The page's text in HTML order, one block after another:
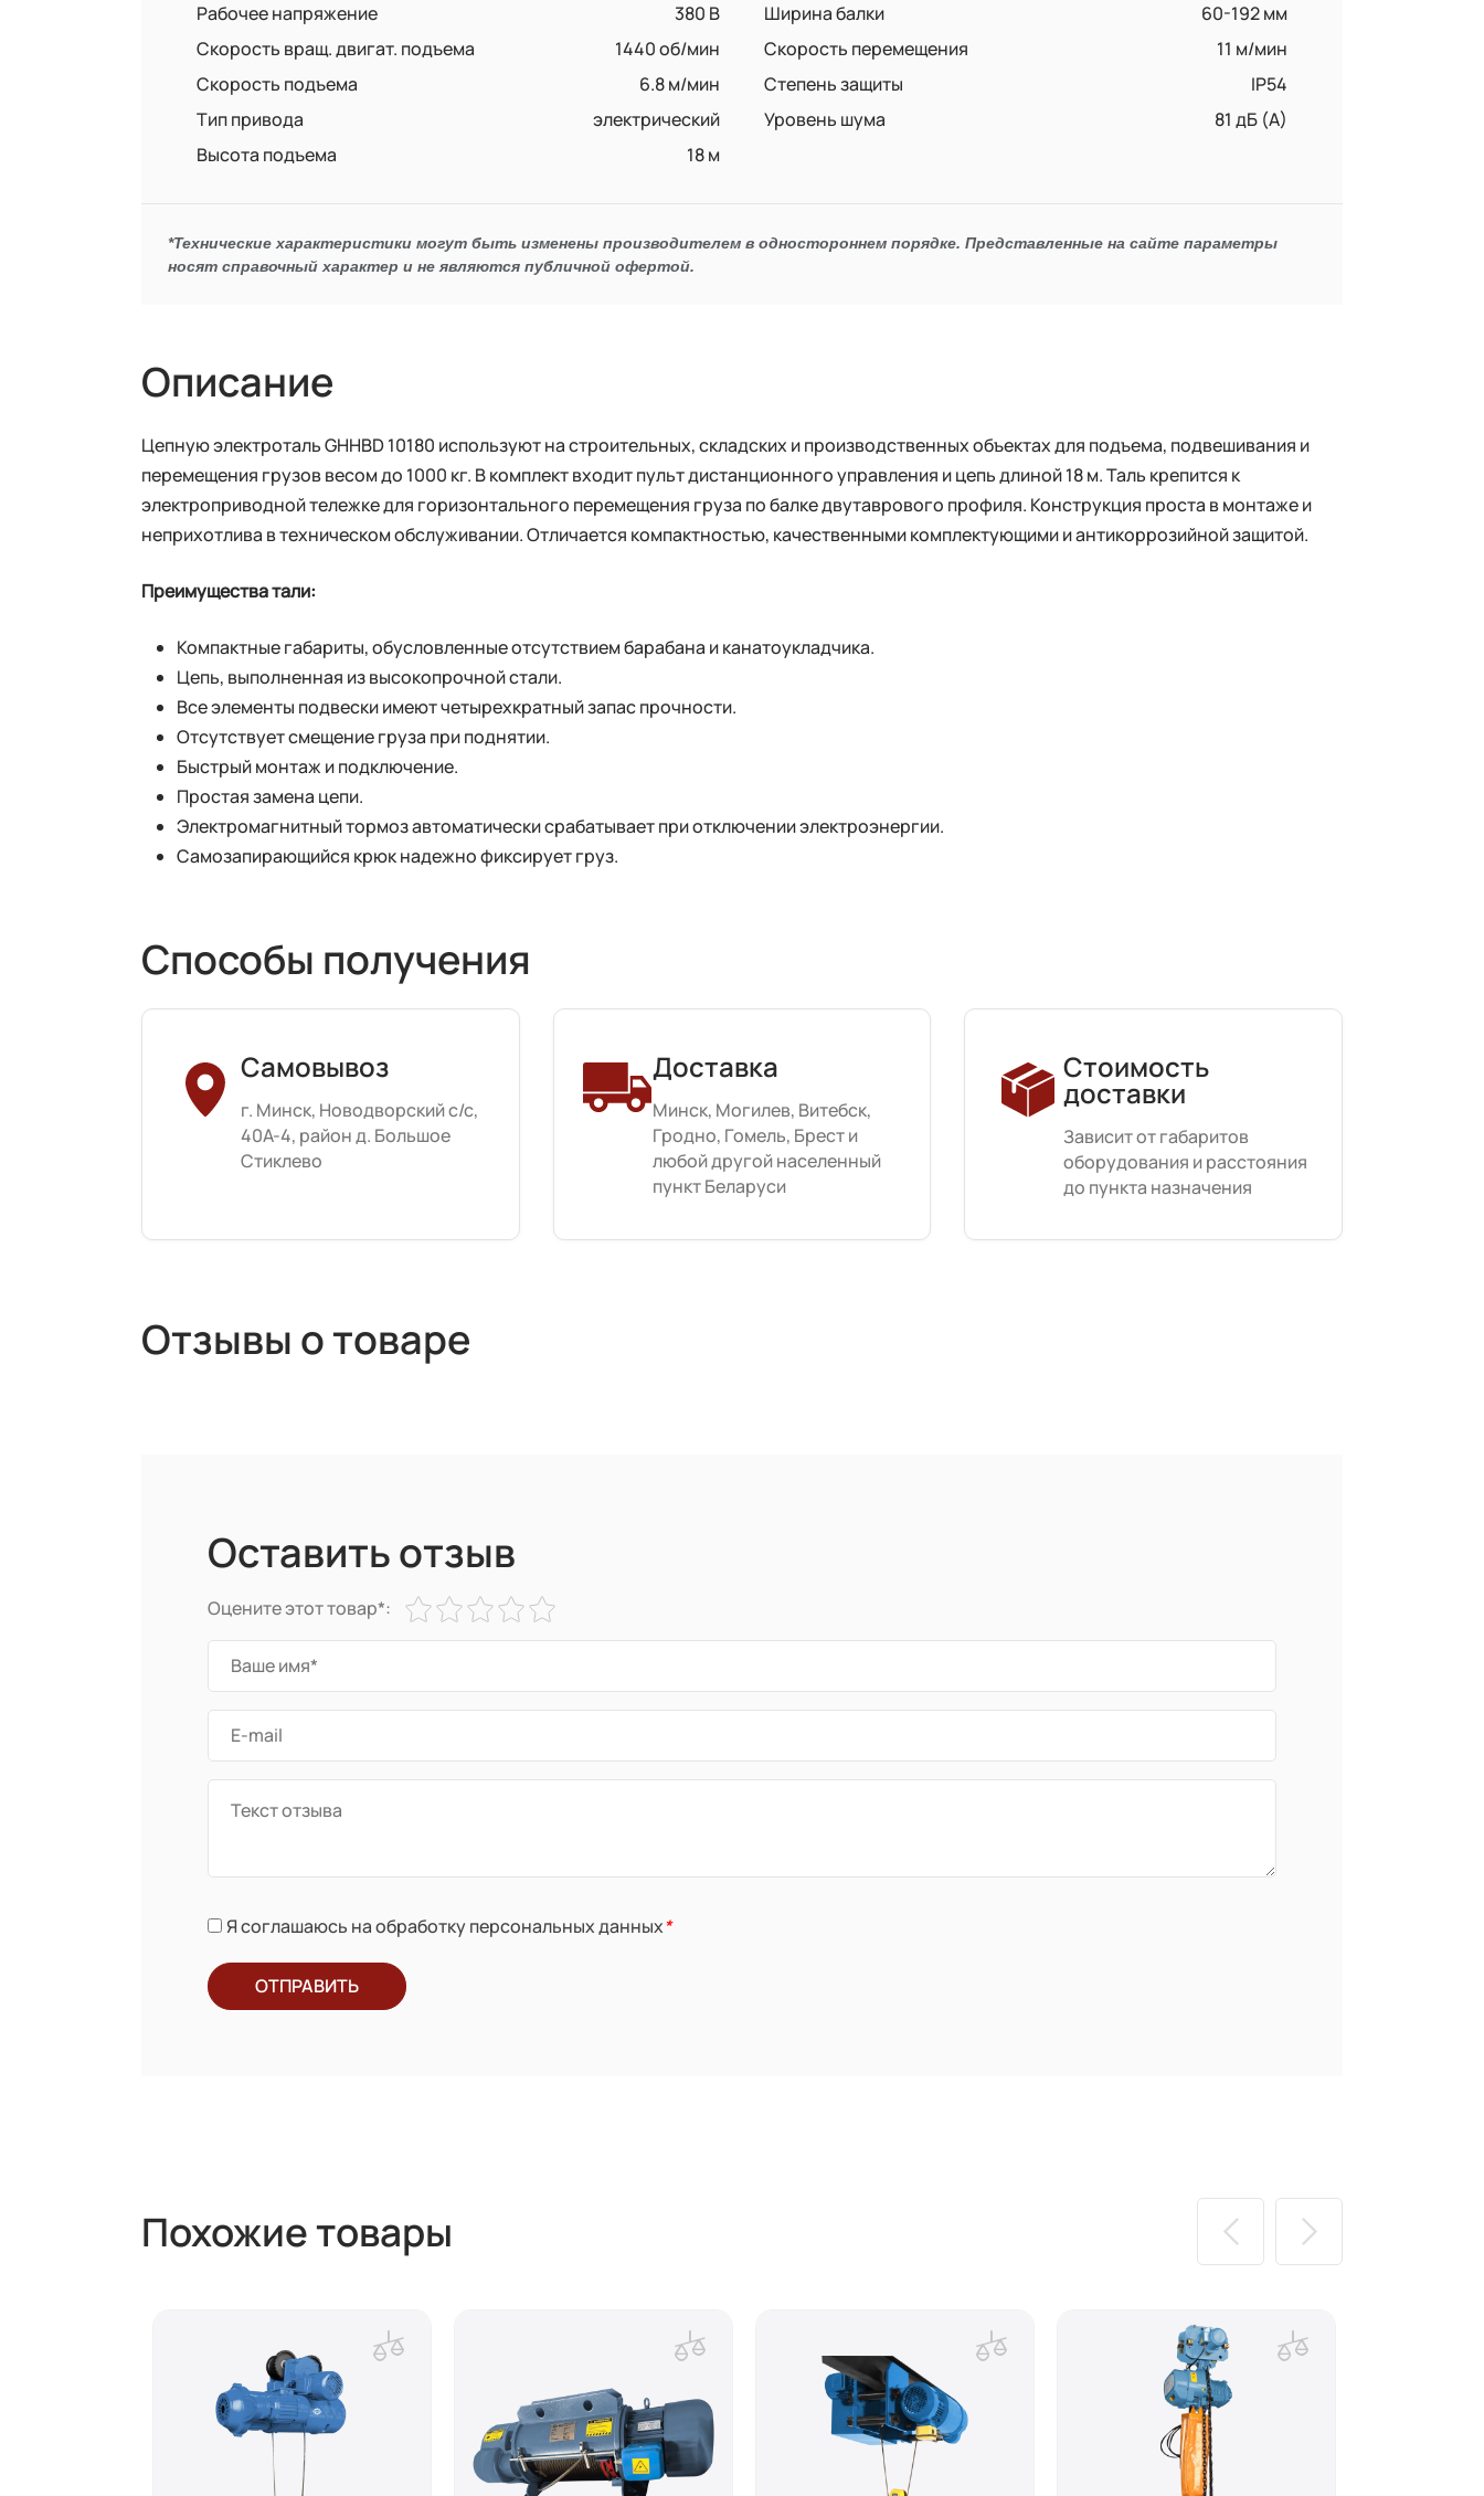
Рабочее напряжение
380 В Ширина балки
60-192 мм
Скорость вращ. двигат. подъема
1440 об/мин Скорость перемещения
11 м/мин
Скорость подъема
6.8 м/мин Степень защиты
IP54
Тип привода
электрический Уровень шума
81 дБ (А)
Высота подъема
18 м
*Технические характеристики могут быть изменены производителем в одностороннем порядке. Представленные на сайте параметры
носят справочный характер и не являются публичной офертой.
Описание
Цепную электроталь GHHBD 10180 используют на строительных, складских и производственных объектах для подъема, подвешивания и
перемещения грузов весом до 1000 кг. В комплект входит пульт дистанционного управления и цепь длиной 18 м. Таль крепится к
электроприводной тележке для горизонтального перемещения груза по балке двутаврового профиля. Конструкция проста в монтаже и
неприхотлива в техническом обслуживании. Отличается компактностью, качественными комплектующими и антикоррозийной защитой.
Преимущества тали:
Компактные габариты, обусловленные отсутствием барабана и канатоукладчика.
Цепь, выполненная из высокопрочной стали.
Все элементы подвески имеют четырехкратный запас прочности.
Отсутствует смещение груза при поднятии.
Быстрый монтаж и подключение.
Простая замена цепи.
Электромагнитный тормоз автоматически срабатывает при отключении электроэнергии.
Самозапирающийся крюк надежно фиксирует груз.
Способы получения
Самовывоз
г. Минск, Новодворский с/с,
40А-4, район д. Большое
Стиклево
Доставка
Минск, Могилев, Витебск,
Гродно, Гомель, Брест и
любой другой населенный
пункт Беларуси
Стоимость
доставки
Зависит от габаритов
оборудования и расстояния
до пункта назначения
Отзывы о товаре
Оставить отзыв
Оцените этот товар*:
Я соглашаюсь на обработку персональных данных*
ОТПРАВИТЬ
Похожие товары